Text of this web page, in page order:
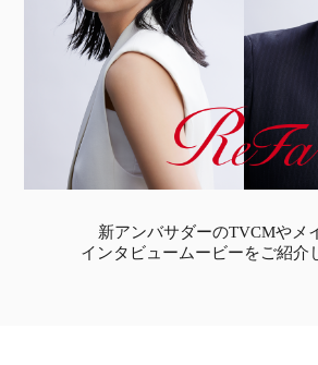
新アンバサダーのTVCMやメ
インタビュームービーをご紹介